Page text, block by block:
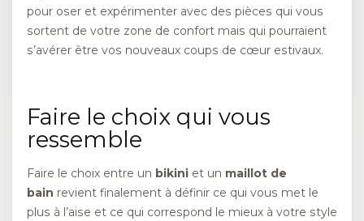
pour oser et expérimenter avec des pièces qui vous
sortent de votre zone de confort mais qui pourraient
s’avérer être vos nouveaux coups de cœur estivaux.
Faire le choix qui vous
ressemble
Faire le choix entre un bikini et un maillot de
bain revient finalement à définir ce qui vous met le
plus à l’aise et ce qui correspond le mieux à votre style